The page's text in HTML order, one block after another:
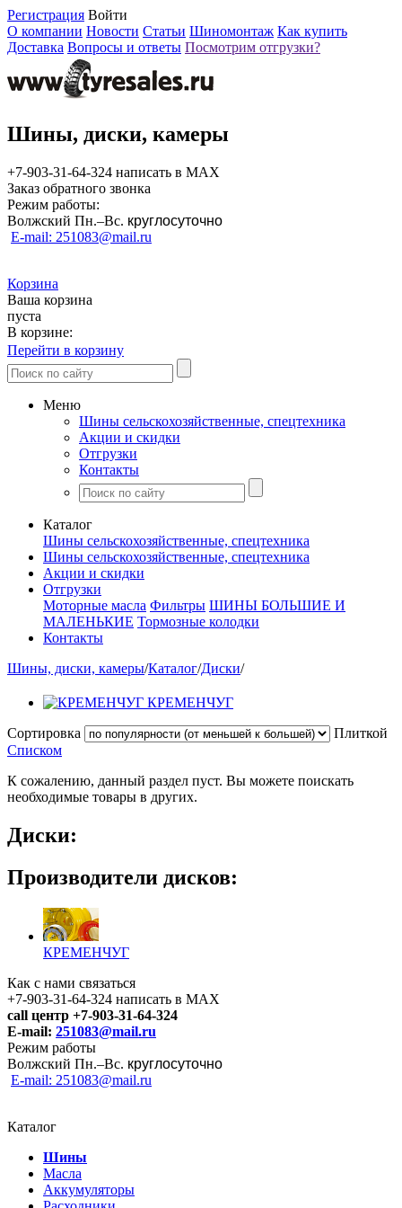
Регистрация Войти
О компании Новости Статьи Шиномонтаж Как купить
Доставка Вопросы и ответы Посмотрим отгрузки?
Шины, диски, камеры
+7-903-31-64-324 написать в MAX
Заказ обратного звонка
Режим работы:
Волжский Пн.–Вс. круглосуточно
E-mail: 251083@mail.ru
Корзина
Ваша корзина
пуста
В корзине:
Перейти в корзину
Меню
Шины сельскохозяйственные, спецтехника
Акции и скидки
Отгрузки
Контакты
Каталог
Шины сельскохозяйственные, спецтехника
Шины сельскохозяйственные, спецтехника
Акции и скидки
Отгрузки
Моторные масла Фильтры ШИНЫ БОЛЬШИЕ И
МАЛЕНЬКИЕ Тормозные колодки
Контакты
Шины, диски, камеры/Каталог/Диски/
КРЕМЕНЧУГ
Сортировка
Плиткой
Списком
К сожалению, данный раздел пуст. Вы можете поискать
необходимые товары в других.
Диски:
Производители дисков:
КРЕМЕНЧУГ
Как с нами связаться
+7-903-31-64-324 написать в MAX
call центр +7-903-31-64-324
E-mail: 251083@mail.ru
Режим работы
Волжский Пн.–Вс. круглосуточно
E-mail: 251083@mail.ru
Каталог
Шины
Масла
Аккумуляторы